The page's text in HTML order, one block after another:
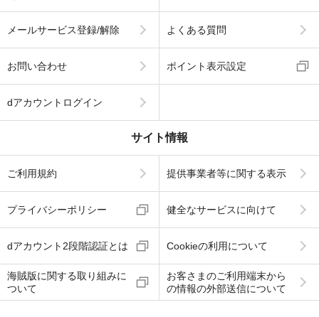
メールサービス登録/解除 よくある質問
お問い合わせ ポイント表示設定
dアカウントログイン
サイト情報
ご利用規約 提供事業者等に関する表示
プライバシーポリシー 健全なサービスに向けて
dアカウント2段階認証とは Cookieの利用について
海賊版に関する取り組みに
ついて
お客さまのご利用端末から
の情報の外部送信について